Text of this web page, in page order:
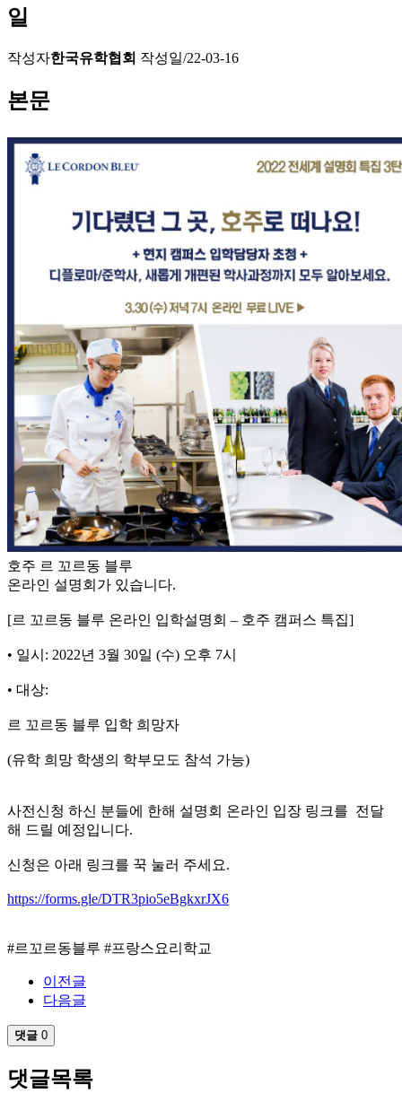
일
작성자한국유학협회 작성일/22-03-16
본문
호주 르 꼬르동 블루
온라인 설명회가 있습니다.
[르 꼬르동 블루 온라인 입학설명회 – 호주 캠퍼스 특집]
• 일시: 2022년 3월 30일 (수) 오후 7시
• 대상:
르 꼬르동 블루 입학 희망자
(유학 희망 학생의 학부모도 참석 가능)
사전신청 하신 분들에 한해 설명회 온라인 입장 링크를 전달
해 드릴 예정입니다.
​신청은 아래 링크를 꾹 눌러 주세요.
https://forms.gle/DTR3pio5eBgkxrJX6
#르꼬르동블루 #프랑스요리학교
이전글
다음글
댓글 0
댓글목록